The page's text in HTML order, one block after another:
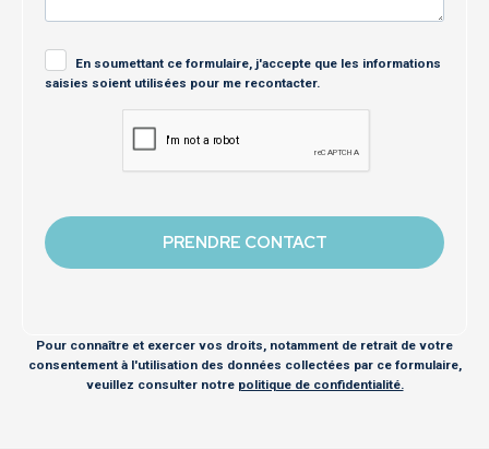
En soumettant ce formulaire, j'accepte que les informations
saisies soient utilisées pour me recontacter.
Pour connaître et exercer vos droits, notamment de retrait de votre
consentement à l'utilisation des données collectées par ce formulaire,
veuillez consulter notre politique de confidentialité.